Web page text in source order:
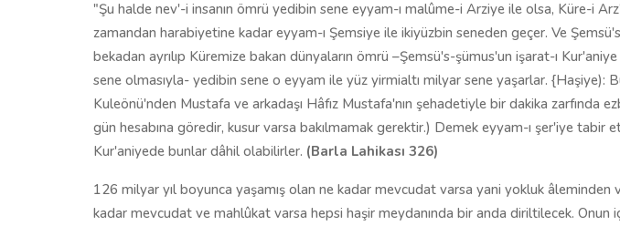
"Şu halde nev'-i insanın ömrü yedibin sene eyyam-ı malûme-i Arziye ile olsa, Küre-i
zamandan harabiyetine kadar eyyam-ı Şemsiye ile ikiyüzbin seneden geçer. Ve
bekadan ayrılıp Küremize bakan dünyaların ömrü –Şemsü's-şümus'un işarat-ı
sene olmasıyla- yedibin sene o eyyam ile yüz yirmialtı milyar sene yaşarlar. {Haşiye):
Kuleönü'nden Mustafa ve arkadaşı Hâfız Mustafa'nın şehadetiyle bir dakika zarfında
gün hesabına göredir, kusur varsa bakılmamak gerektir.) Demek eyyam-ı şer'iye tabir
Kur'aniyede bunlar dâhil olabilirler. (Barla Lahikası 326)
126 milyar yıl boyunca yaşamış olan ne kadar mevcudat varsa yani yokluk âleminden
kadar mevcudat ve mahlûkat varsa hepsi haşir meydanında bir anda diriltilecek. Onun